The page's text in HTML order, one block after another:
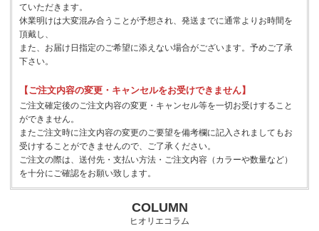
ていただきます。
休業明けは大変混み合うことが予想され、発送までに通常よりお時間を
頂戴し、
また、お届け日指定のご希望に添えない場合がございます。予めご了承
下さい。
【ご注文内容の変更・キャンセルをお受けできません】
ご注文確定後のご注文内容の変更・キャンセル等を一切お受けすること
ができません。
またご注文時に注文内容の変更のご要望を備考欄に記入されましてもお
受けすることができませんので、ご了承ください。
ご注文の際は、送付先・支払い方法・ご注文内容（カラーや数量など）
を十分にご確認をお願い致します。
COLUMN
ヒオリエコラム